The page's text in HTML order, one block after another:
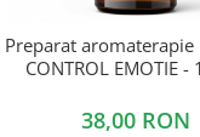
Preparat aromaterapie
CONTROL EMOTIE -
38,00 RON